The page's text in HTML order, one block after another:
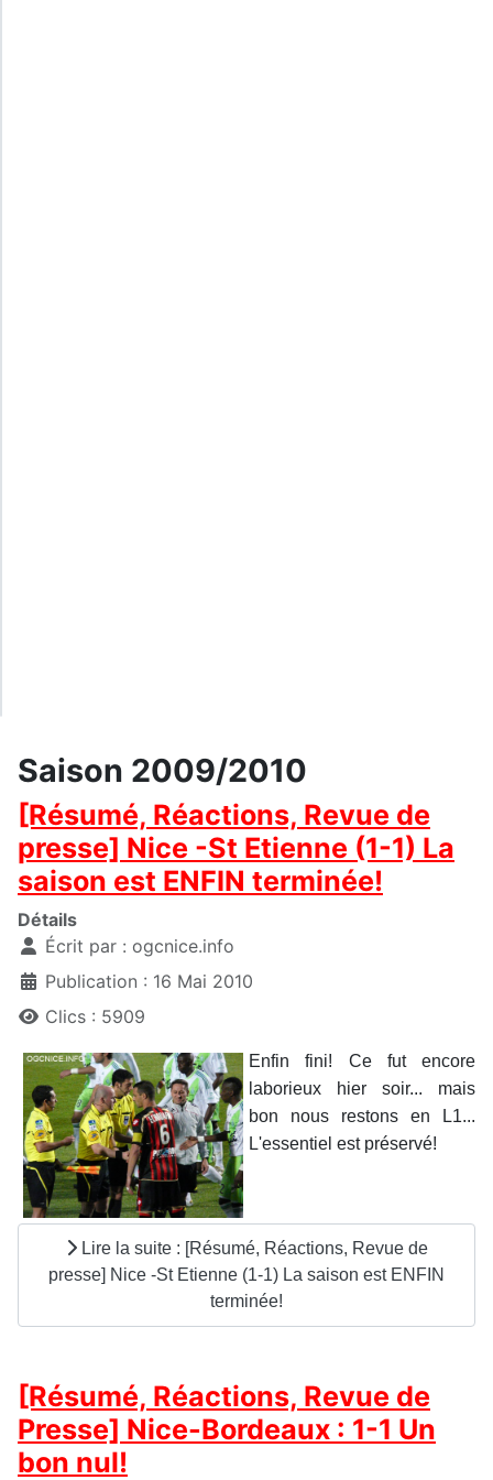
Saison 2009/2010
[Résumé, Réactions, Revue de
presse] Nice -St Etienne (1-1) La
saison est ENFIN terminée!
Détails
Écrit par : ogcnice.info
Publication : 16 Mai 2010
Clics : 5909
Enfin fini! Ce fut encore
laborieux hier soir... mais
bon nous restons en L1...
L'essentiel est préservé!
Lire la suite : [Résumé, Réactions, Revue de
presse] Nice -St Etienne (1-1) La saison est ENFIN
terminée!
[Résumé, Réactions, Revue de
Presse] Nice-Bordeaux : 1-1 Un
bon nul!